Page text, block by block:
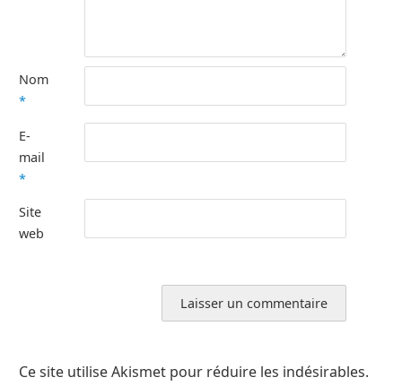
Nom
*
E-
mail
*
Site
web
Ce site utilise Akismet pour réduire les indésirables.